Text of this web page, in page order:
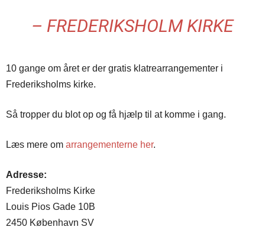
– FREDERIKSHOLM KIRKE
10 gange om året er der gratis klatrearrangementer i
Frederiksholms kirke.
Så tropper du blot op og få hjælp til at komme i gang.
Læs mere om arrangementerne her.
Adresse:
Frederiksholms Kirke
Louis Pios Gade 10B
2450 København SV